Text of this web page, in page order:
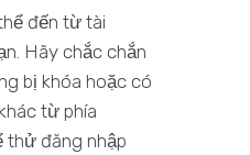
đến từ tài
Hãy chắc chắn
bị khóa hoặc có
từ phía
thử đăng nhập